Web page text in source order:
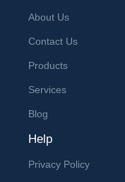
About Us
Contact Us
Products
Services
Blog
Help
Privacy Policy